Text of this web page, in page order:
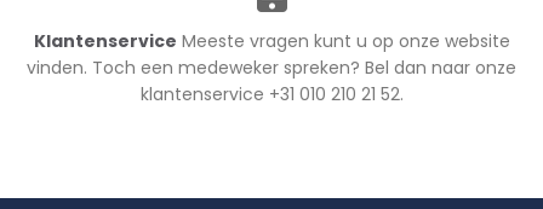
Klantenservice Meeste vragen kunt u op onze website
vinden. Toch een medeweker spreken? Bel dan naar onze
klantenservice +31 010 210 21 52.